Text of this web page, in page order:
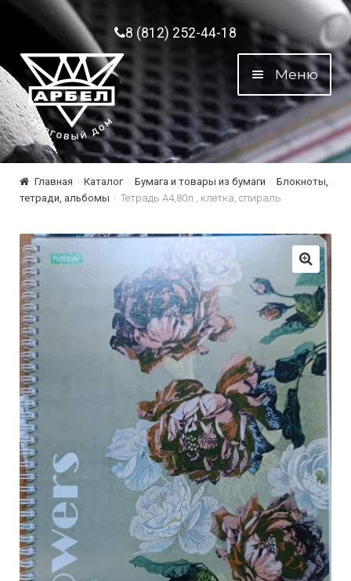
Перейти к навигации
Перейти к содержимому8 (812) 252-44-18
Меню
Главная Каталог Бумага и товары из бумаги
Блокноты,
тетради, альбомы
Тетрадь А4,80л , клетка, спираль
🔍